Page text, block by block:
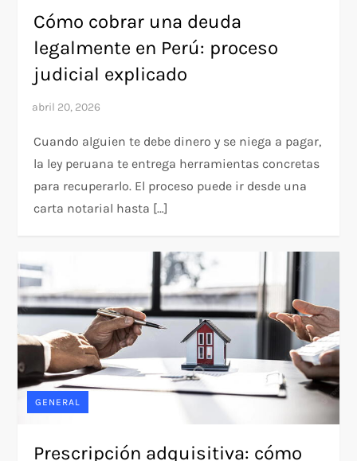
Cómo cobrar una deuda
legalmente en Perú: proceso
judicial explicado
Cuando alguien te debe dinero y se niega a pagar,
la ley peruana te entrega herramientas concretas
para recuperarlo. El proceso puede ir desde una
carta notarial hasta […]
GENERAL
Prescripción adquisitiva: cómo